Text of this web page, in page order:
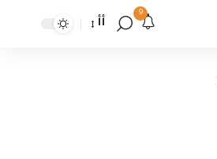
9
أأ